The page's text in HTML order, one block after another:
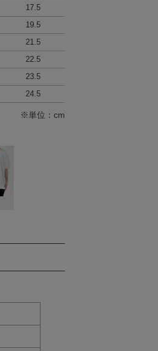
17.5
19.5
21.5
22.5
23.5
24.5
※単位：cm